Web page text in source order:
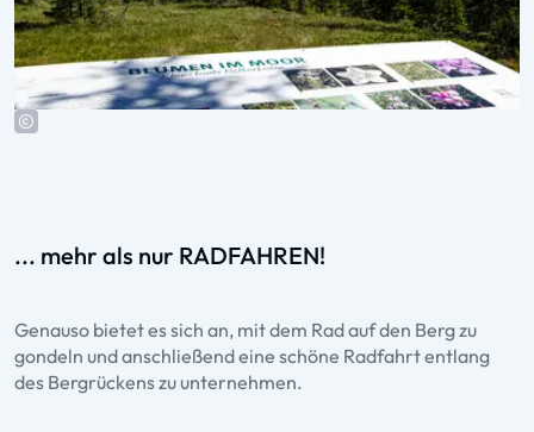
... mehr als nur RADFAHREN!
Genauso bietet es sich an, mit dem Rad auf den Berg zu
gondeln und anschließend eine schöne Radfahrt entlang
des Bergrückens zu unternehmen.